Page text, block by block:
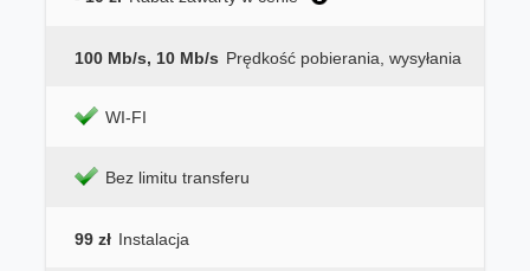
100 Mb/s, 10 Mb/s Prędkość pobierania, wysyłania
WI-FI
Bez limitu transferu
99 zł Instalacja